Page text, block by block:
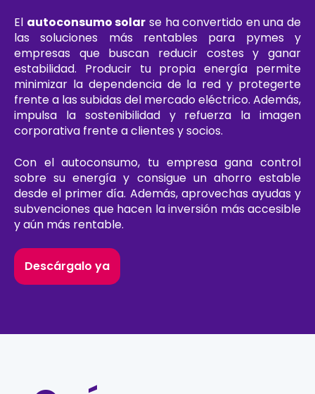
El autoconsumo solar se ha convertido en una de
las soluciones más rentables para pymes y
empresas que buscan reducir costes y ganar
estabilidad. Producir tu propia energía permite
minimizar la dependencia de la red y protegerte
frente a las subidas del mercado eléctrico. Además,
impulsa la sostenibilidad y refuerza la imagen
corporativa frente a clientes y socios.
Con el autoconsumo, tu empresa gana control
sobre su energía y consigue un ahorro estable
desde el primer día. Además, aprovechas ayudas y
subvenciones que hacen la inversión más accesible
y aún más rentable.
Descárgalo ya